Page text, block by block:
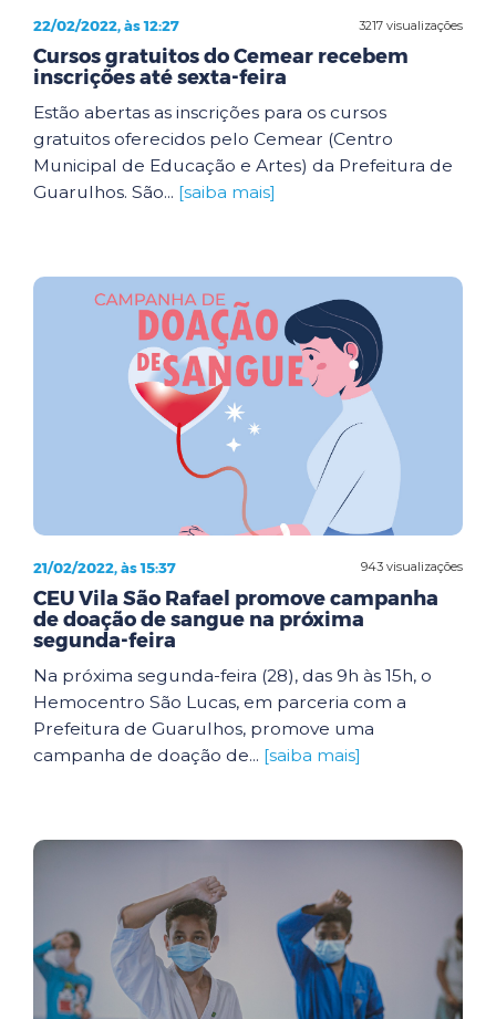
3217 visualizações
22/02/2022, às 12:27
Cursos gratuitos do Cemear recebem
inscrições até sexta-feira
Estão abertas as inscrições para os cursos
gratuitos oferecidos pelo Cemear (Centro
Municipal de Educação e Artes) da Prefeitura de
Guarulhos. São... [saiba mais]
943 visualizações
21/02/2022, às 15:37
CEU Vila São Rafael promove campanha
de doação de sangue na próxima
segunda-feira
Na próxima segunda-feira (28), das 9h às 15h, o
Hemocentro São Lucas, em parceria com a
Prefeitura de Guarulhos, promove uma
campanha de doação de... [saiba mais]